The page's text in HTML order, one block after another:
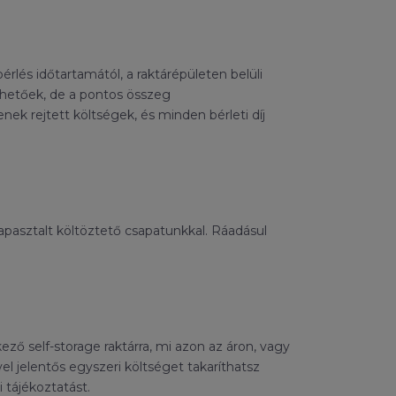
időtartamától, a raktárépületen belüli
de a pontos összeg
rejtett költségek, és minden bérleti díj
költöztető csapatunkkal. Ráadásul
self-storage raktárra, mi azon az áron, vagy
jelentős egyszeri költséget takaríthatsz
tájékoztatást.